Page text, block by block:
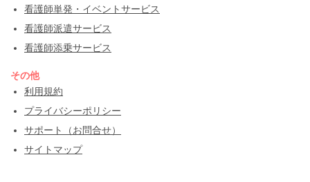
看護師単発・イベントサービス
看護師派遣サービス
看護師添乗サービス
その他
利用規約
プライバシーポリシー
サポート（お問合せ）
サイトマップ